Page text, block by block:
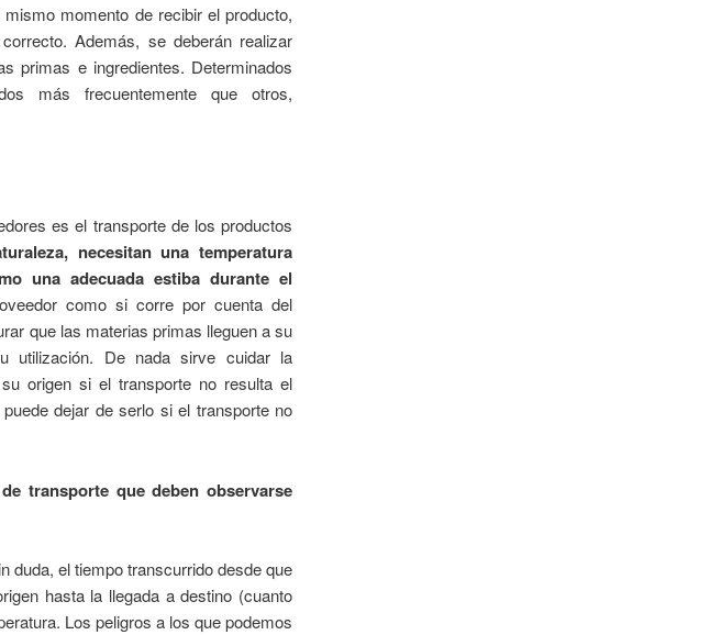
momento de recibir el producto,
Además, se deberán realizar
primas e ingredientes. Determinados
más frecuentemente que otros,
es el transporte de los productos
necesitan una temperatura
una adecuada estiba durante el
como si corre por cuenta del
que las materias primas lleguen a su
utilización. De nada sirve cuidar la
origen si el transporte no resulta el
dejar de serlo si el transporte no
transporte que deben observarse
duda, el tiempo transcurrido desde que
hasta la llegada a destino (cuanto
Los peligros a los que podemos